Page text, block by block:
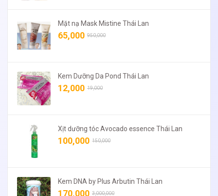
Mặt nạ Mask Mistine Thái Lan
65,000 950,000
Kem Dưỡng Da Pond Thái Lan
12,000 19,000
Xịt dưỡng tóc Avocado essence Thái Lan
100,000 150,000
Kem DNA by Plus Arbutin Thái Lan
170,000 3,000,000